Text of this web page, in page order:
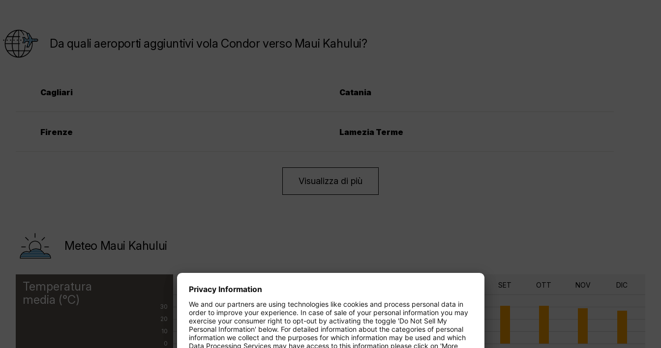
Da quali aeroporti aggiuntivi vola Condor verso Maui Kahului?
Cagliari Catania
Firenze Lamezia Terme
Visualizza di più
Meteo Maui Kahului
Temperatura
media (°C)
30
20
10
0
GEN FEB SET OTT NOV DIC